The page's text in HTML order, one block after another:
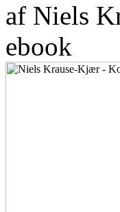
af Niels
ebook